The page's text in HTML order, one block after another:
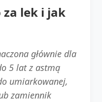
za lek i jak
głównie dla
5 lat z astmą
umiarkowanej,
zamiennik